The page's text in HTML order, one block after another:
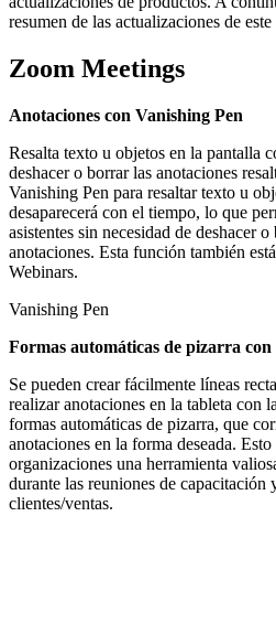
resumen de las actualizaciones de
Zoom Meetings
Anotaciones con Vanishing Pen
Resalta texto u objetos en la pantalla
deshacer o borrar las anotaciones
Vanishing Pen para resaltar texto u
desaparecerá con el tiempo, lo que
asistentes sin necesidad de deshacer
anotaciones. Esta función también
Webinars.
Vanishing Pen
Formas automáticas de pizarra
Se pueden crear fácilmente líneas
realizar anotaciones en la tableta con
formas automáticas de pizarra, que
anotaciones en la forma deseada.
organizaciones una herramienta
durante las reuniones de capacitación
clientes/ventas.